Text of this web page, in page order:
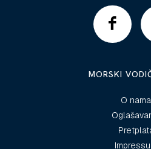
MORSKI
O nama